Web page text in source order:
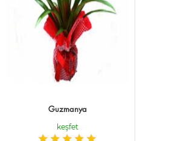
Guzmanya
keşfet